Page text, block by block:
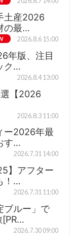
土産2026
の最…
2026.8.6 15:00
年版、注目
ク…
2026.8.4 13:00
【2026
2026.8.3 11:00
ー2026年最
す…
2026.7.31 14:00
】アフター
！…
2026.7.31 11:00
ブルー」で
[PR…
2026.7.30 09:00